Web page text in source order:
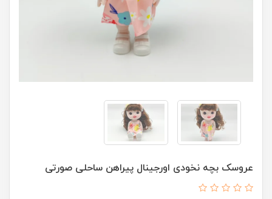
عروسک بچه نخودی اورجینال پیراهن ساحلی صورتی